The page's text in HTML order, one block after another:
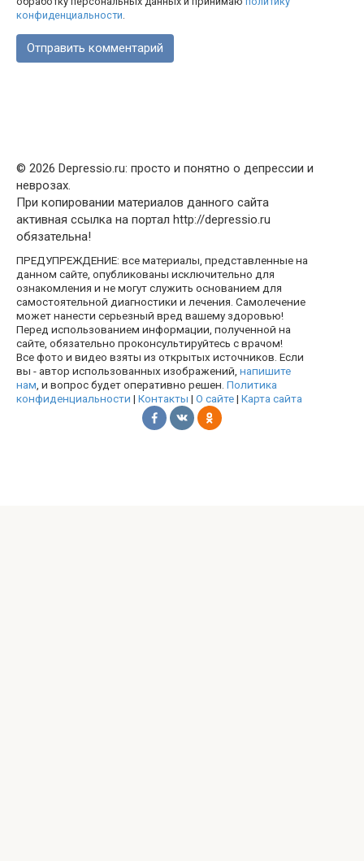
конфиденциальности
© 2026 Depressio.ru: просто и понятно о депрессии и
неврозах.
При копировании материалов данного сайта
активная ссылка на портал http://depressio.ru
обязательна!
ПРЕДУПРЕЖДЕНИЕ: все материалы, представленные на
данном сайте, опубликованы исключительно для
ознакомления и не могут служить основанием для
самостоятельной диагностики и лечения. Самолечение
может нанести серьезный вред вашему здоровью!
Перед использованием информации, полученной на
сайте, обязательно проконсультируйтесь с врачом!
Все фото и видео взяты из открытых источников. Если
вы - автор использованных изображений, напишите
нам , и вопрос будет оперативно решен. Политика
конфиденциальности | Контакты | О сайте| Карта сайта